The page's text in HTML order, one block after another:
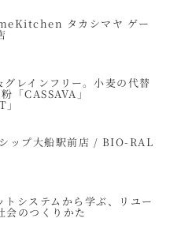
タカシマヤ ゲー
グレインフリー。小麦の代替
「CASSAVA」
ップ大船駅前店 / BIO-RAL
トシステムから学ぶ、リユー
会のつくりかた